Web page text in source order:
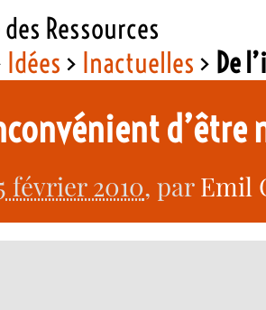
des Ressources
Idées > Inactuelles > De
février 2010, parEmil